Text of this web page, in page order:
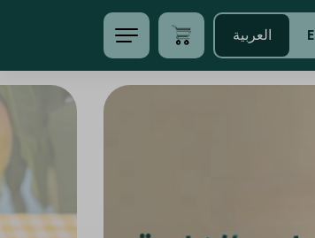
العربية